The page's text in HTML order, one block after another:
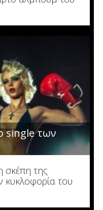
single των
σκέπη της
κυκλοφορία του